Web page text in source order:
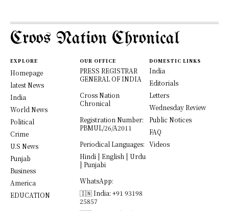
Croos Nation Chronical
EXPLORE
Homepage
latest News
India
World News
Political
Crime
U.S News
Punjab
Business
America
EDUCATION
OUR OFFICE
PRESS REGISTRAR
GENERAL OF INDIA
Cross Nation
Chronical
Registration Number:
PBMUL/26/A2011
Periodical Languages:
Hindi | English | Urdu
| Punjabi
WhatsApp:
🇮🇳 India: +91 93198
25857
DOMESTIC LINKS
India
Editorials
Letters
Wednesday Review
Public Notices
FAQ
Videos